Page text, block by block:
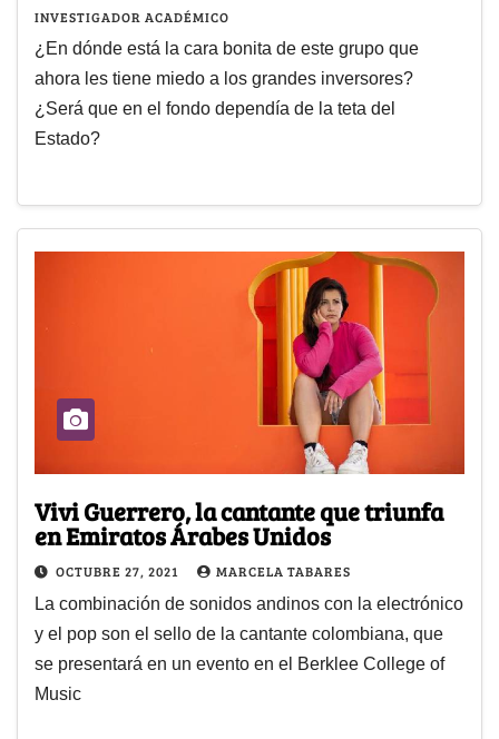
INVESTIGADOR ACADÉMICO
¿En dónde está la cara bonita de este grupo que
ahora les tiene miedo a los grandes inversores?
¿Será que en el fondo dependía de la teta del
Estado?
Vivi Guerrero, la cantante que triunfa
en Emiratos Árabes Unidos
OCTUBRE 27, 2021 MARCELA TABARES
La combinación de sonidos andinos con la electrónico
y el pop son el sello de la cantante colombiana, que
se presentará en un evento en el Berklee College of
Music